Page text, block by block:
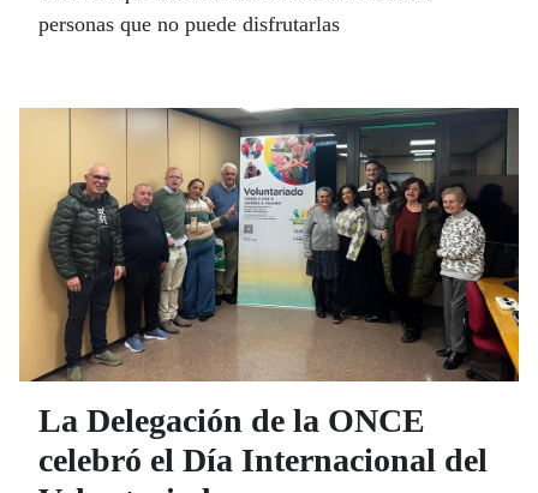
personas que no puede disfrutarlas
La Delegación de la ONCE
celebró el Día Internacional del